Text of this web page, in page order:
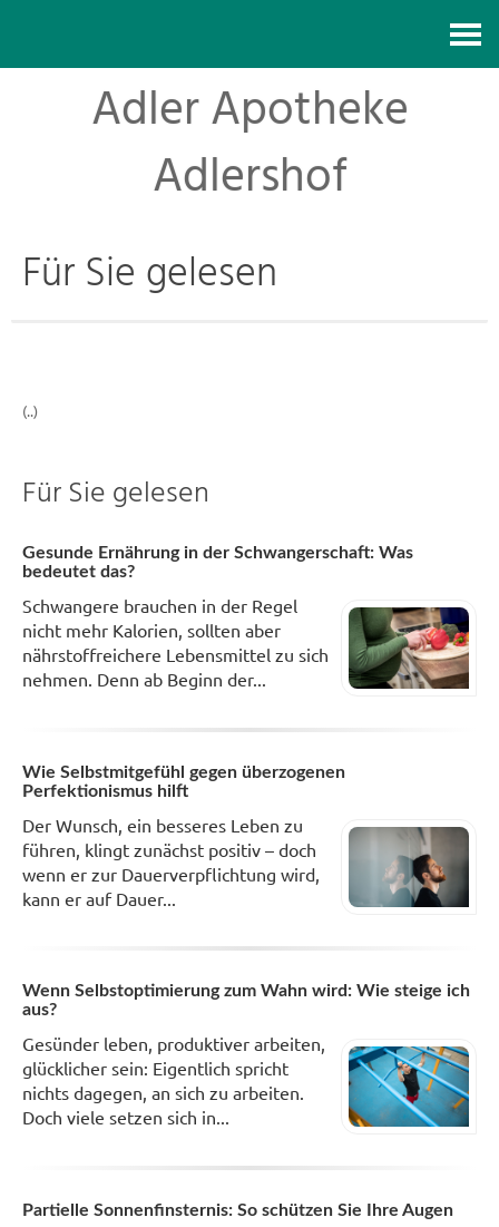
Adler Apotheke
Adlershof
Für Sie gelesen
(..)
Für Sie gelesen
Gesunde Ernährung in der Schwangerschaft: Was
bedeutet das?
Schwangere brauchen in der Regel
nicht mehr Kalorien, sollten aber
nährstoffreichere Lebensmittel zu sich
nehmen. Denn ab Beginn der...
Wie Selbstmitgefühl gegen überzogenen
Perfektionismus hilft
Der Wunsch, ein besseres Leben zu
führen, klingt zunächst positiv – doch
wenn er zur Dauerverpflichtung wird,
kann er auf Dauer...
Wenn Selbstoptimierung zum Wahn wird: Wie steige ich
aus?
Gesünder leben, produktiver arbeiten,
glücklicher sein: Eigentlich spricht
nichts dagegen, an sich zu arbeiten.
Doch viele setzen sich in...
Partielle Sonnenfinsternis: So schützen Sie Ihre Augen